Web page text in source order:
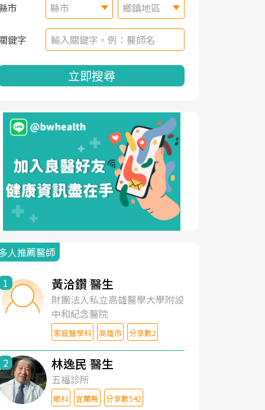
市 縣市 鄉鎮地區
鍵字
立即搜尋
人推薦醫師
1 黃洽鑽 醫生
財團法人私立高雄醫學大學附設
中和紀念醫院
家庭醫學科 高雄市 分享數2
2 林逸民 醫生
五福診所
眼科 宜蘭縣 分享數542